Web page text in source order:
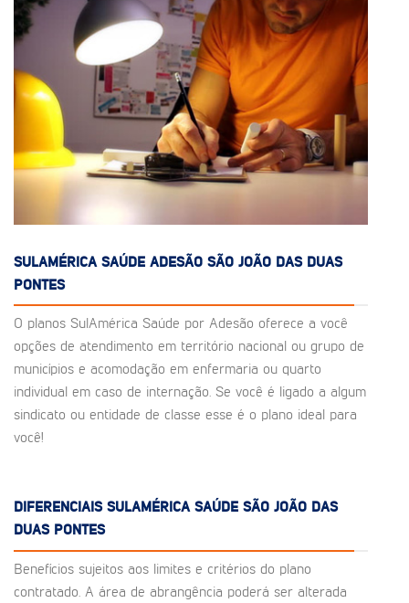
SULAMÉRICA SAÚDE ADESÃO SÃO JOÃO DAS DUAS
PONTES
O planos SulAmérica Saúde por Adesão oferece a você
opções de atendimento em território nacional ou grupo de
municípios e acomodação em enfermaria ou quarto
individual em caso de internação. Se você é ligado a algum
sindicato ou entidade de classe esse é o plano ideal para
você!
DIFERENCIAIS SULAMÉRICA SAÚDE SÃO JOÃO DAS
DUAS PONTES
Benefícios sujeitos aos limites e critérios do plano
contratado. A área de abrangência poderá ser alterada